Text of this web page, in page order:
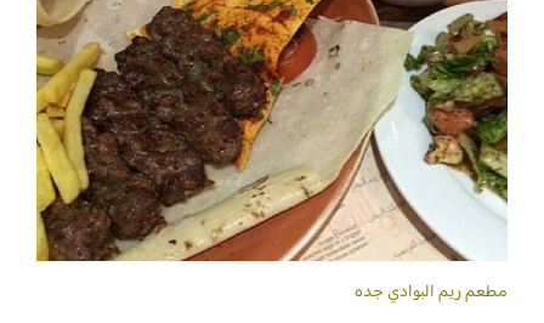
مطعم ريم البوادي جده